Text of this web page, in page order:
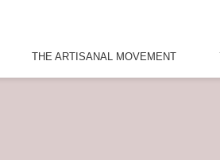
THE ARTISANAL MOVEMENT